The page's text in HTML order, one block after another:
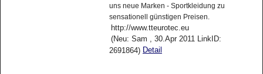
uns neue Marken - Sportkleidung zu
sensationell günstigen Preisen.
http://www.tteurotec.eu
(Neu: Sam , 30.Apr 2011 LinkID:
2691864) Detail